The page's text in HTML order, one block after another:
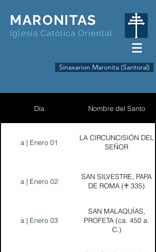
MARONITAS
Iglesia Católica Oriental
Sinaxarion Maronita (Santoral)
Día Nombre del Santo
a | Enero 01
LA CIRCUNCISIÓN DEL
SEÑOR
a | Enero 02
SAN SILVESTRE, PAPA
DE ROMA (♰ 335)
a | Enero 03
SAN MALAQUÍAS,
PROFETA (ca. 450 a.
C.)